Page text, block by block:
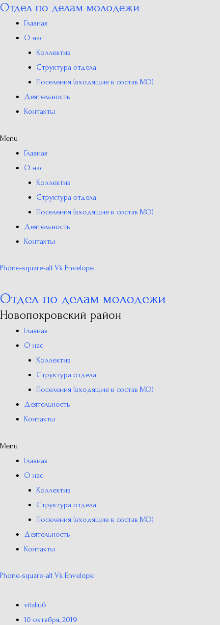
Перейти
содержимому
Отдел по делам молодежи
Главная
О нас
Коллектив
Структура отдела
Поселения (входящие в состав МО)
Деятельность
Контакты
Menu
Главная
О нас
Коллектив
Структура отдела
Поселения (входящие в состав МО)
Деятельность
Контакты
Phone-square-alt Vk Envelope
Отдел по делам молодежи
Новопокровский район
Главная
О нас
Коллектив
Структура отдела
Поселения (входящие в состав МО)
Деятельность
Контакты
Menu
Главная
О нас
Коллектив
Структура отдела
Поселения (входящие в состав МО)
Деятельность
Контакты
Phone-square-alt Vk Envelope
vitaliu6
10 октября, 2019